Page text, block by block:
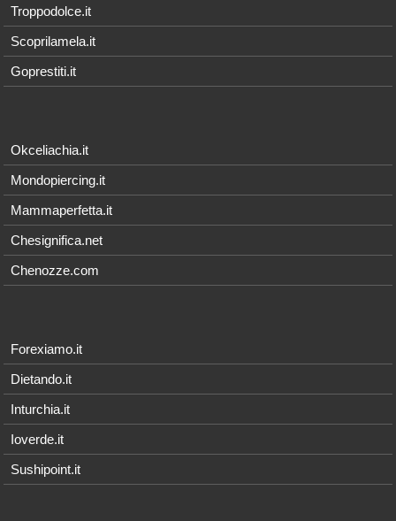
Troppodolce.it
Scoprilamela.it
Goprestiti.it
Okceliachia.it
Mondopiercing.it
Mammaperfetta.it
Chesignifica.net
Chenozze.com
Forexiamo.it
Dietando.it
Inturchia.it
Ioverde.it
Sushipoint.it